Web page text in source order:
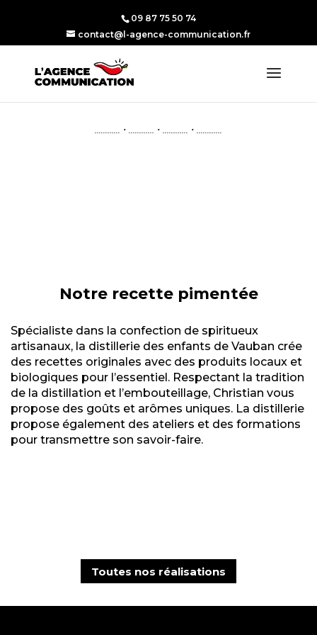
09 87 75 50 74
contact@l-agence-communication.fr
............ • ............ • ............ • ............
Notre recette pimentée
Spécialiste dans la confection de spiritueux
artisanaux, la distillerie des enfants de Vauban crée
des recettes originales avec des produits locaux et
biologiques pour l’essentiel. Respectant la tradition
de la distillation et l’embouteillage, Christian vous
propose des goûts et arômes uniques. La distillerie
propose également des ateliers et des formations
pour transmettre son savoir-faire.
Toutes nos réalisations